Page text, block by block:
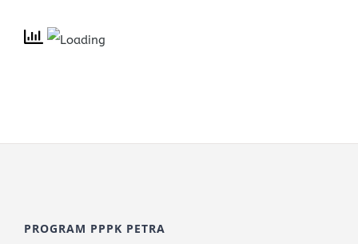
PROGRAM PPPK PETRA